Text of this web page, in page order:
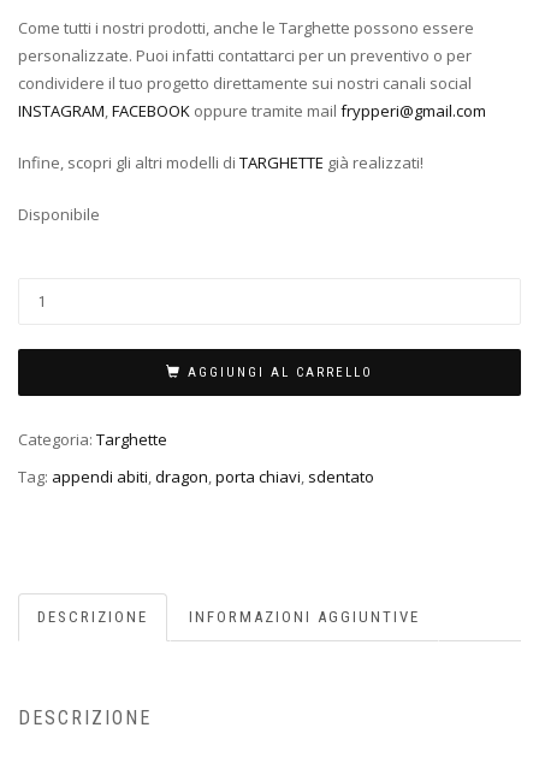
Come tutti i nostri prodotti, anche le Targhette possono essere
personalizzate. Puoi infatti contattarci per un preventivo o per
condividere il tuo progetto direttamente sui nostri canali social
INSTAGRAM,FACEBOOK oppure tramite mail frypperi@gmail.com
Infine, scopri gli altri modelli di TARGHETTE già realizzati!
Disponibile
AGGIUNGI AL CARRELLO
Categoria: Targhette
Tag: appendi abiti,dragon,porta chiavi, sdentato
DESCRIZIONE INFORMAZIONI AGGIUNTIVE
DESCRIZIONE